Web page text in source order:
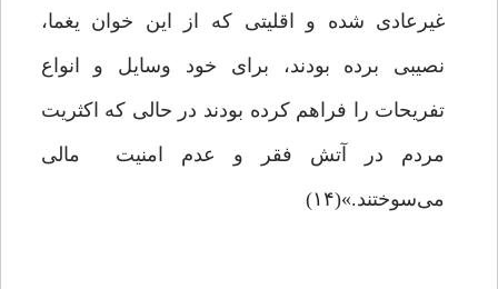
غیرعادی شده و اقلیتی که از این خوان یغما،
نصیبی برده بودند، برای خود وسایل و انواع
تفریحات را فراهم کرده بودند در حالی که اکثریت
مردم در آتش فقر و عدم امنیت مالی
می‌سوختند.»(۱۴)